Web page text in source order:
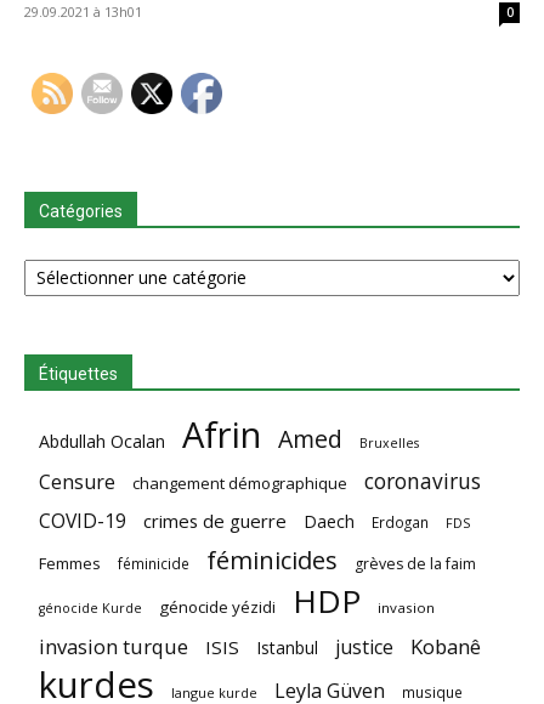
29.09.2021 à 13h01 0
Catégories
Catégories
Étiquettes
Abdullah Ocalan Afrin Amed Bruxelles
Censure changement démographique coronavirus
COVID-19 crimes de guerre Daech Erdogan FDS
Femmes féminicide féminicides grèves de la faim
génocide Kurde génocide yézidi HDP invasion
invasion turque ISIS Istanbul justice Kobanê
kurdes langue kurde Leyla Güven musique